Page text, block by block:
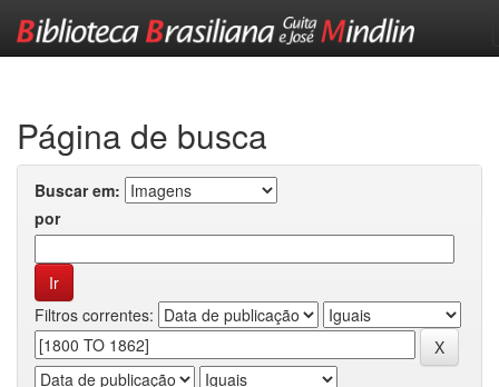
Página de busca
Buscar em:
por
Filtros correntes: